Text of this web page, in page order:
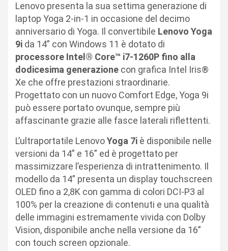
Lenovo presenta la sua settima generazione di
laptop Yoga 2-in-1 in occasione del decimo
anniversario di Yoga. Il convertibile Lenovo Yoga
9i da 14” con Windows 11 è dotato di
processore Intel® Core™ i7-1260P fino alla
dodicesima generazione con grafica Intel Iris®
Xe che offre prestazioni straordinarie.
Progettato con un nuovo Comfort Edge, Yoga 9i
può essere portato ovunque, sempre più
affascinante grazie alle fasce laterali riflettenti.
L’ultraportatile LenovoYoga 7i è disponibile nelle
versioni da 14” e 16” ed è progettato per
massimizzare l’esperienza di intrattenimento. Il
modello da 14” presenta un display touchscreen
OLED fino a 2,8K con gamma di colori DCI-P3 al
100% per la creazione di contenuti e una qualità
delle immagini estremamente vivida con Dolby
Vision, disponibile anche nella versione da 16”
con touch screen opzionale.